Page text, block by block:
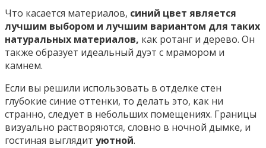
Что касается материалов, синий цвет является
лучшим выбором и лучшим вариантом для таких
натуральных материалов, как ротанг и дерево. Он
также образует идеальный дуэт с мрамором и
камнем.
Если вы решили использовать в отделке стен
глубокие синие оттенки, то делать это, как ни
странно, следует в небольших помещениях. Границы
визуально растворяются, словно в ночной дымке, и
гостиная выглядит уютной.